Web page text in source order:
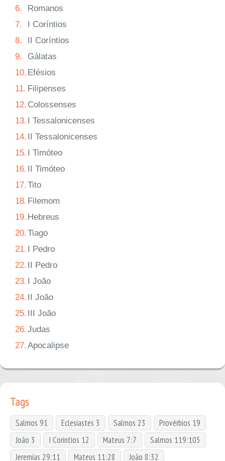
6.
Romanos
7.
I Coríntios
8.
II Coríntios
9.
Gálatas
10. Efésios
11. Filipenses
12. Colossenses
13. I Tessalonicenses
14. II Tessalonicenses
15. I Timóteo
16. II Timóteo
17.Tito
18. Filemom
19. Hebreus
20.Tiago
21. I Pedro
22. II Pedro
23. I João
24. II João
25. III João
26.Judas
27.Apocalipse
Tags
Salmos 91 Eclesiastes 3 Salmos 23
Provérbios 19
João 3
I Coríntios 12 Mateus 7:7
Salmos 119:105
Jeremias 29:11
Mateus 11:28 João 8:32